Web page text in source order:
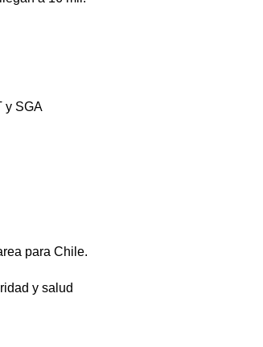
y SGA
para Chile.
y salud